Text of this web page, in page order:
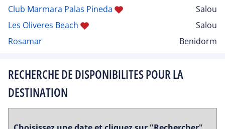
Club Marmara Palas Pineda
Salou
Les Oliveres Beach
Salou
Rosamar
Benidorm
RECHERCHE DE DISPONIBILITES POUR LA
DESTINATION